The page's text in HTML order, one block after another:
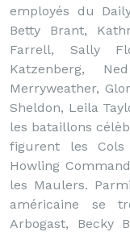
employés du
Betty Brant,
Farrell, Sally
Katzenberg,
Merryweather,
Sheldon, Leila
les bataillons
figurent les
Howling
les Maulers.
américaine se
Arbogast, Becky